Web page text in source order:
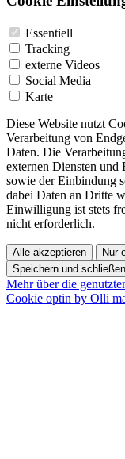
Essentiell
Tracking
externe Videos
Social Media
Karte
Diese Website nutzt
Verarbeitung von
Daten. Die
externen Diensten und
sowie der Einbindung
dabei Daten an Dritte
Einwilligung ist stets
nicht erforderlich.
Alle akzeptieren
Nur
Speichern und schließen
Mehr über die
Cookie optin by Olli